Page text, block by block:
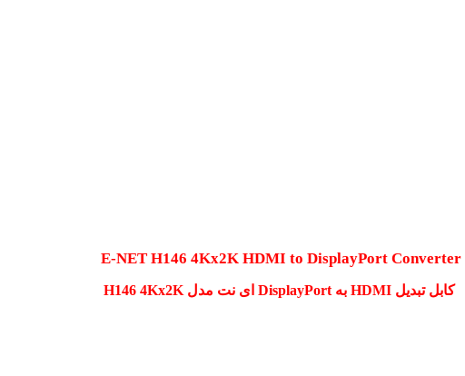
E-NET H146 4Kx2K HDMI to DisplayPort Converter
کابل تبدیل HDMI به DisplayPort ای نت مدل H146 4Kx2K